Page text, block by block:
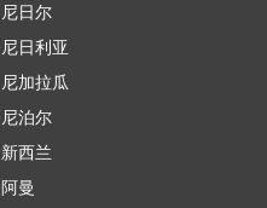
尼日尔
尼日利亚
尼加拉瓜
尼泊尔
新西兰
阿曼